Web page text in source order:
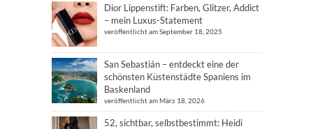
Dior Lippenstift: Farben, Glitzer, Addict
– mein Luxus-Statement
veröffentlicht am September 18, 2025
San Sebastián – entdeckt eine der
schönsten Küstenstädte Spaniens im
Baskenland
veröffentlicht am März 18, 2026
52, sichtbar, selbstbestimmt: Heidi